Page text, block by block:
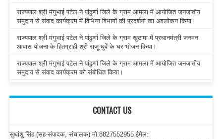
राज्यपाल श्री मंगुभाई पटेल ने पांढुर्णा जिले के ग्राम आमला में आयोजित जनजातीय
समुदाय से संवाद कार्यक्रम में विभिन्न विभागों की प्रदर्शनी का अवलोकन किया।
राज्यपाल श्री मंगुभाई पटेल ने पांढुर्णा जिले के ग्राम खुटामा में प्रधानमंत्री जनमन
आवास योजना के हितग्राही श्री राजू धुर्वे के घर भोजन किया।
राज्यपाल श्री मंगुभाई पटेल ने पांढुर्णा जिले के ग्राम आमला में आयोजित जनजातीय
समुदाय से संवाद कार्यक्रम को संबोधित किया।
CONTACT US
सुधांशु सिंह (सह-संपादक, संचालक) मो.8827552955 ईमेल: